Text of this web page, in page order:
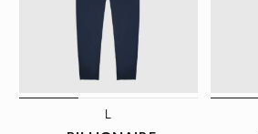
L